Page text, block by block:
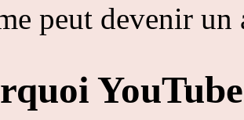
peut devenir